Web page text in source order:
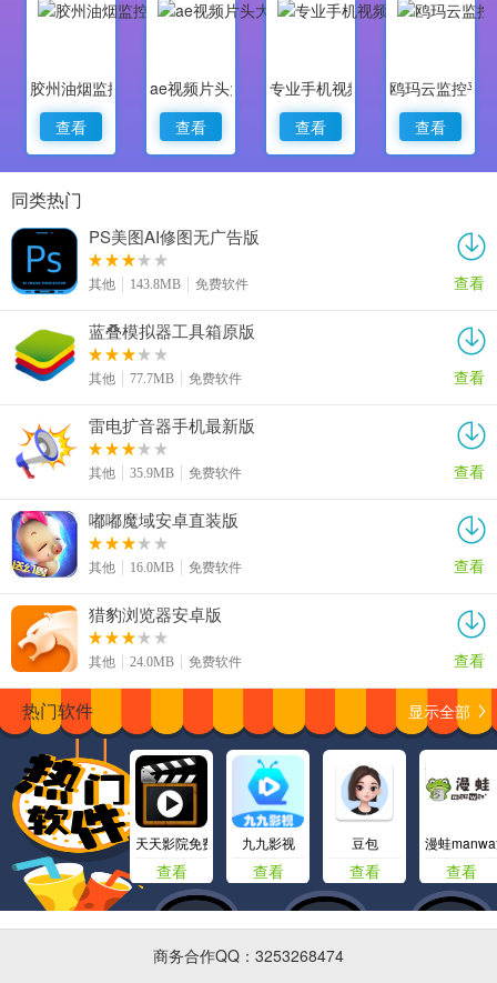
胶州油烟监控
查看
ae视频片头大师
查看
专业手机视频监控
查看
鸥玛云监控平
查看
同类热门
PS美图AI修图无广告版
其他 143.8MB 免费软件 查看
蓝叠模拟器工具箱原版
其他 77.7MB 免费软件 查看
雷电扩音器手机最新版
其他 35.9MB 免费软件 查看
嘟嘟魔域安卓直装版
其他 16.0MB 免费软件 查看
猎豹浏览器安卓版
其他 24.0MB 免费软件 查看
热门软件 显示全部
天天影院免费看电视剧
查看
九九影视
查看
豆包
查看
漫蛙
查看
商务合作QQ：3253268474